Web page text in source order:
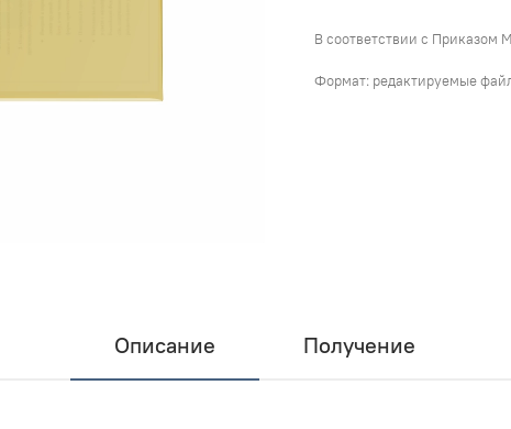
В соответствии с
Формат: редактируемые
Описание Получение